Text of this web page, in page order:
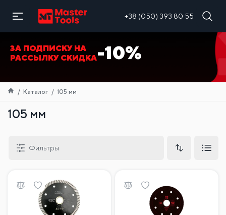
+38 (050) 393 80 55
RU
ЗА ПОДПИСКУ НА
РАССЫЛКУ СКИДКА-10%
Каталог 105 мм
105 мм
Фильтры